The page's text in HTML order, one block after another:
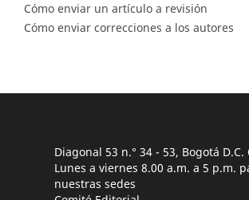
Cómo enviar un artículo a revisión
Cómo enviar correcciones a los autores
Diagonal 53 n.° 34 - 53, Bogotá D.C.
Lunes a viernes 8.00 a.m. a 5 p.m.
nuestras sedes